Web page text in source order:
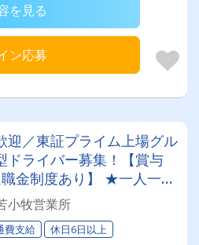
を見る
ン応募
迎／東証プライム上場グル
ドライバー募集！【賞与
職金制度あり】 ★一人一台
月給2万円UPのチャンス
希望休＆育休実績あり！
の働きやすい職場です♪
小牧営業所
費支給 休日6日以上